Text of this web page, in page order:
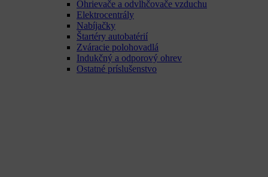
Ohrievače a odvlhčovače vzduchu
Elektrocentrály
Nabíjačky
Štartéry autobatérií
Zváracie polohovadlá
Indukčný a odporový ohrev
Ostatné príslušenstvo